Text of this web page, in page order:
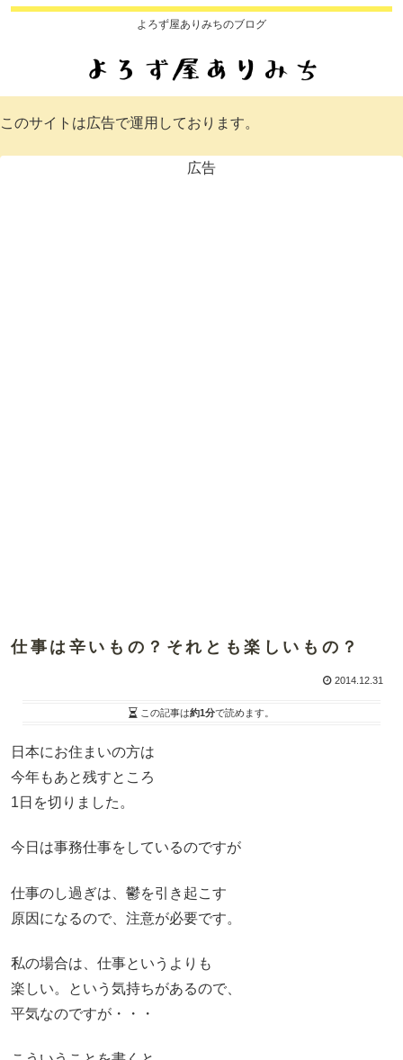
よろず屋ありみちのブログ
このサイトは広告で運用しております。
広告
仕事は辛いもの？それとも楽しいもの？
2014.12.31
この記事は約1分で読めます。
日本にお住まいの方は
今年もあと残すところ
1日を切りました。
今日は事務仕事をしているのですが
仕事のし過ぎは、鬱を引き起こす
原因になるので、注意が必要です。
私の場合は、仕事というよりも
楽しい。という気持ちがあるので、
平気なのですが・・・